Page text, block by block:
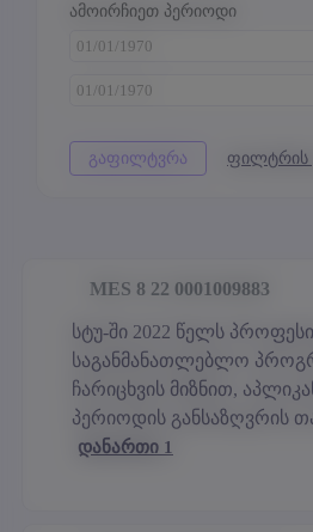
ამოირჩიეთ პერიოდი
MES 8 22 0001009883
სტუ-ში 2022 წელს
საგანმანათლებლო
ჩარიცხვის მიზნით,
პერიოდის განსაზღვრის
დანართი 1